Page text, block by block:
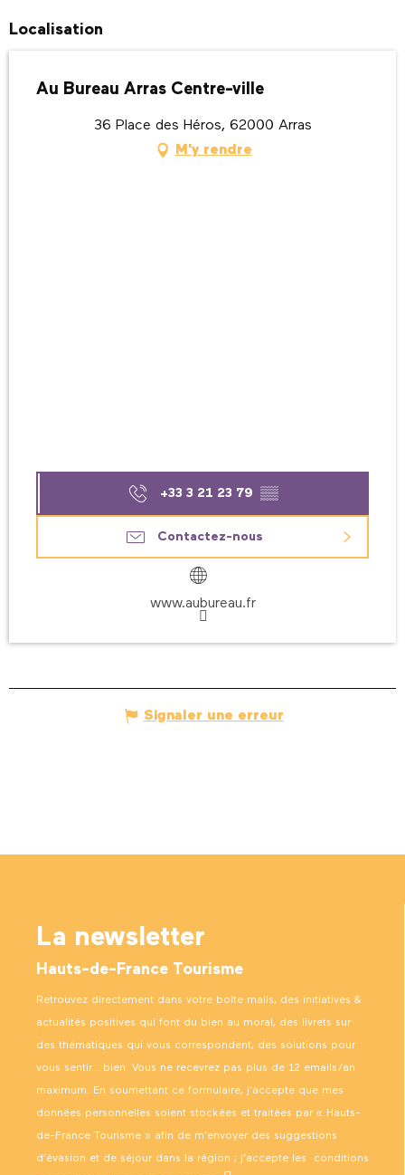
Localisation
Au Bureau Arras Centre-ville
36 Place des Héros, 62000 Arras
M'y rendre
+33 3 21 23 79 ▒▒
Contactez-nous
www.aubureau.fr
Signaler une erreur
La newsletter
Hauts-de-France Tourisme
Retrouvez directement dans votre boîte mails, des initiatives &
actualités positives qui font du bien au moral, des livrets sur
des thématiques qui vous correspondent, des solutions pour
vous sentir… bien. Vous ne recevrez pas plus de 12 emails/an
maximum. En soumettant ce formulaire, j’accepte que mes
données personnelles soient stockées et traitées par « Hauts-
de-France Tourisme » afin de m’envoyer des suggestions
d’évasion et de séjour dans la région ; j’accepte les conditions